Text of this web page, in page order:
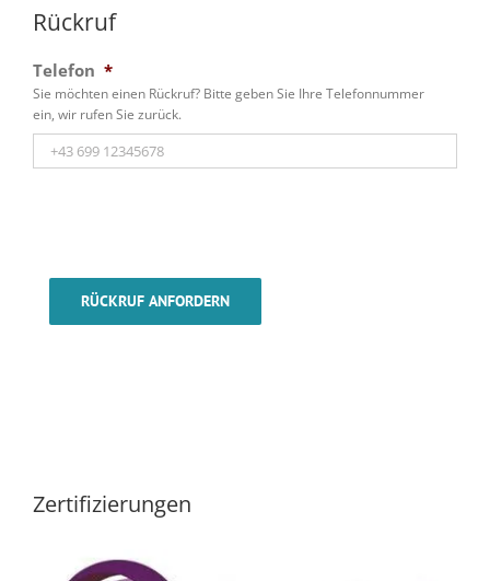
Rückruf
Telefon *
Sie möchten einen Rückruf? Bitte geben Sie Ihre Telefonnummer
ein, wir rufen Sie zurück.
RÜCKRUF ANFORDERN
Zertifizierungen